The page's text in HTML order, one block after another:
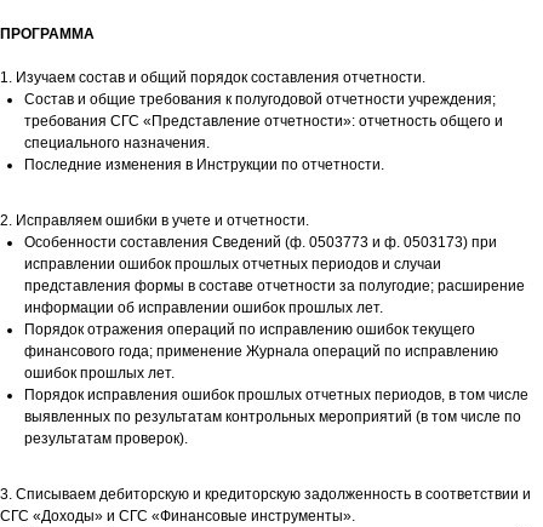
ПРОГРАММА
1. Изучаем состав и общий порядок составления отчетности.
Состав и общие требования к полугодовой отчетности учреждения;
требования СГС «Представление отчетности»: отчетность общего и
специального назначения.
Последние изменения в Инструкции по отчетности.
2. Исправляем ошибки в учете и отчетности.
Особенности составления Сведений (ф. 0503773 и ф. 0503173) при
исправлении ошибок прошлых отчетных периодов и случаи
представления формы в составе отчетности за полугодие; расширение
информации об исправлении ошибок прошлых лет.
Порядок отражения операций по исправлению ошибок текущего
финансового года; применение Журнала операций по исправлению
ошибок прошлых лет.
Порядок исправления ошибок прошлых отчетных периодов, в том числе
выявленных по результатам контрольных мероприятий (в том числе по
результатам проверок).
3. Списываем дебиторскую и кредиторскую задолженность в соответствии и
СГС «Доходы» и СГС «Финансовые инструменты».